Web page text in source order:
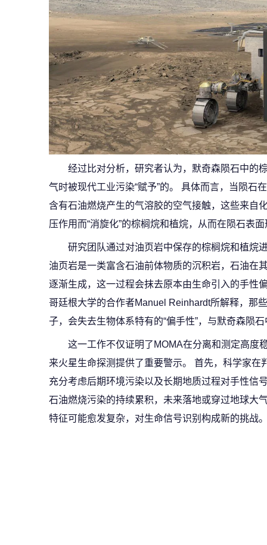
经过比对分析，研究者认为，默奇森陨石中的
气时被现代工业污染“赋予”的。 具体而言，当陨石
含有石油燃烧产生的气溶胶的空气接触，这些来自
压作用而“消旋化”的棕榈烷和植烷，从而在陨石表
研究团队通过对油页岩中保存的棕榈烷和植烷
油页岩是一类富含石油前体物质的沉积岩，石油在
逐渐生成，这一过程会抹去原本由生命引入的手性
哥廷根大学的合作者Manuel Reinhardt所解释，那
子，会失去生物体系特有的“偏手性”，与默奇森陨
这一工作不仅证明了MOMA在分离和测定高度
来火星生命探测提供了重要警示。 首先，科学家
充分考虑后期环境污染以及长期地质过程对手性信
石油燃烧污染的持续累积，未来落地或穿过地球大
特征可能愈发复杂，对生命信号识别构成新的挑战